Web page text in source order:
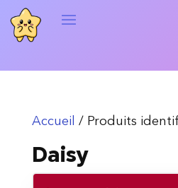
Accueil / Produits
Daisy